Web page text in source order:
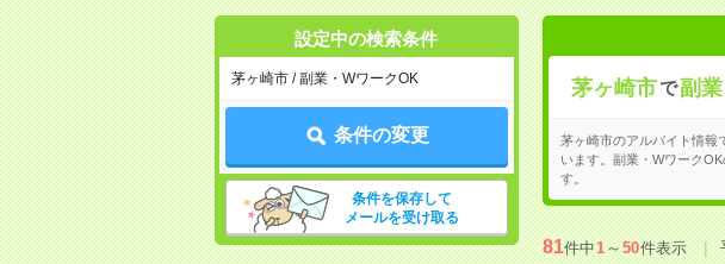
設定中の検索条件
茅ヶ崎市 / 副業・WワークOK
条件の変更
条件を保存して
メールを受け取る
茅ヶ崎市で副
茅ヶ崎市のアルバイト情報
います。副業・WワークOK
す。
81件中1～50件表示